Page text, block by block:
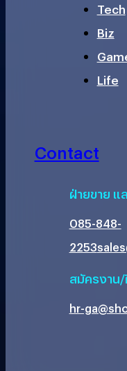
Tech
Biz
Life
Contact
ฝ่ายขาย แ
085-848-
2253
สมัครงาน
hr-